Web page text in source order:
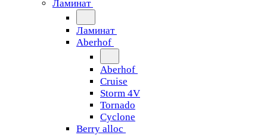
Ламинат
Ламинат
Aberhof
Aberhof
Cruise
Storm 4V
Tornado
Сyclone
Berry alloc